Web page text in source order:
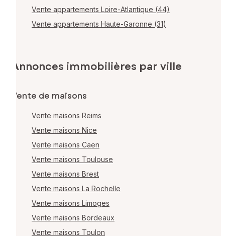
Vente appartements Loire-Atlantique (44)
Vente appartements Haute-Garonne (31)
Annonces immobilières par ville
Vente de maisons
Vente maisons Reims
Vente maisons Nice
Vente maisons Caen
Vente maisons Toulouse
Vente maisons Brest
Vente maisons La Rochelle
Vente maisons Limoges
Vente maisons Bordeaux
Vente maisons Toulon